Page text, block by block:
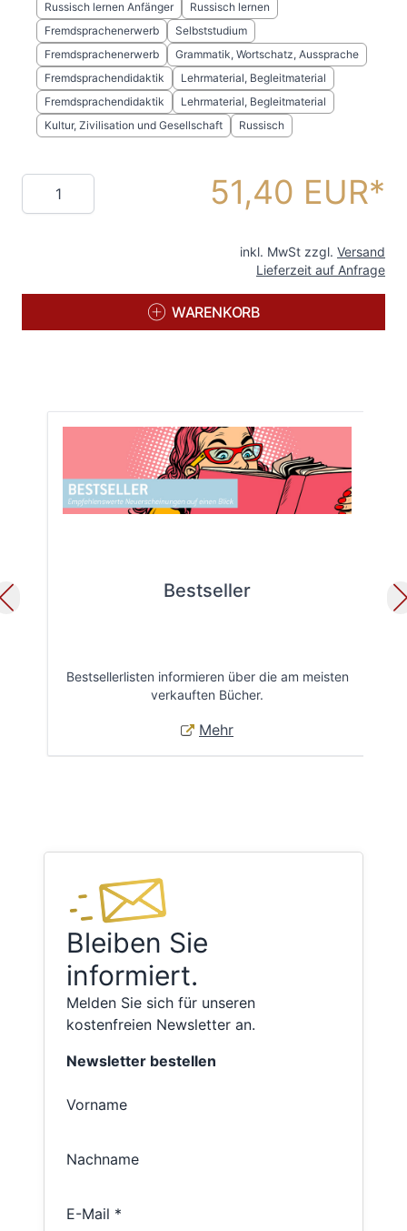
Russisch lernen Anfänger
Russisch lernen
Fremdsprachenerwerb
Selbststudium
Fremdsprachenerwerb
Grammatik, Wortschatz, Aussprache
Fremdsprachendidaktik
Lehrmaterial, Begleitmaterial
Fremdsprachendidaktik
Lehrmaterial, Begleitmaterial
Kultur, Zivilisation und Gesellschaft
Russisch
Menge 51,40 EUR
inkl. MwSt zzgl. Versand
Lieferzeit auf Anfrage
WARENKORB
Bestseller
Bestsellerlisten informieren über die am meisten
verkauften Bücher.
Mehr
Bleiben Sie
informiert.
Melden Sie sich für unseren
kostenfreien Newsletter an.